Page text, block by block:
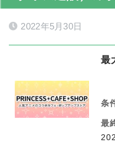
2022年5月30日
最
条
最